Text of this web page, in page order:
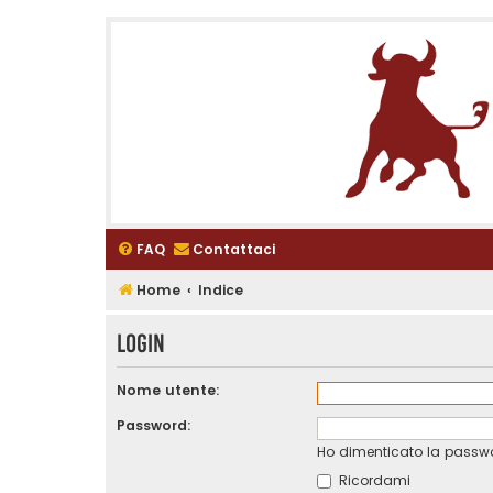
FAQ Contattaci
Home Indice
Login
Nome utente:
Password:
Ho dimenticato la
Ricordami